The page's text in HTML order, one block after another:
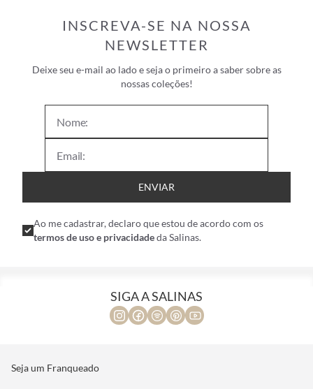
INSCREVA-SE NA NOSSA
NEWSLETTER
Deixe seu e-mail ao lado e seja o primeiro a saber sobre as
nossas coleções!
ENVIAR
Ao me cadastrar, declaro que estou de acordo com os
termos de uso e privacidadeda Salinas.
SIGA A SALINAS
Seja um Franqueado